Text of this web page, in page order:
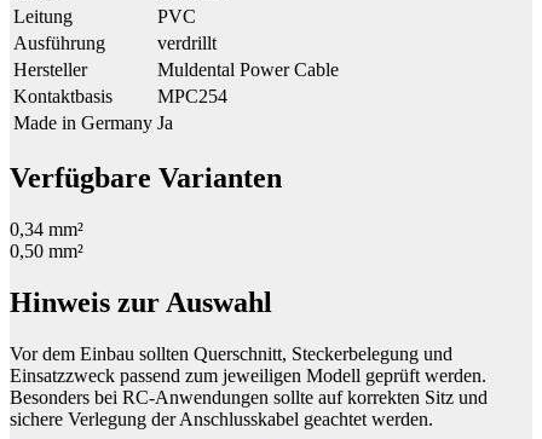
Leitung
PVC
Ausführung
verdrillt
Hersteller
Muldental Power Cable
Kontaktbasis
MPC254
Made in Germany Ja
Verfügbare Varianten
0,34 mm²
0,50 mm²
Hinweis zur Auswahl
Vor dem Einbau sollten Querschnitt, Steckerbelegung und
Einsatzzweck passend zum jeweiligen Modell geprüft werden.
Besonders bei RC-Anwendungen sollte auf korrekten Sitz und
sichere Verlegung der Anschlusskabel geachtet werden.